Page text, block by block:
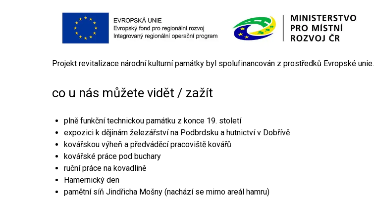
Projekt revitalizace národní kulturní památky byl spolufinancován z prostředků Evropské unie.
co u nás můžete vidět / zažít
plně funkční technickou památku z konce 19. století
expozici k dějinám železářství na Podbrdsku a hutnictví v Dobřívě
kovářskou výheň a předváděcí pracoviště kovářů
kovářské práce pod buchary
ruční práce na kovadlině
Hamernický den
pamětní síň Jindřicha Mošny (nachází se mimo areál hamru)